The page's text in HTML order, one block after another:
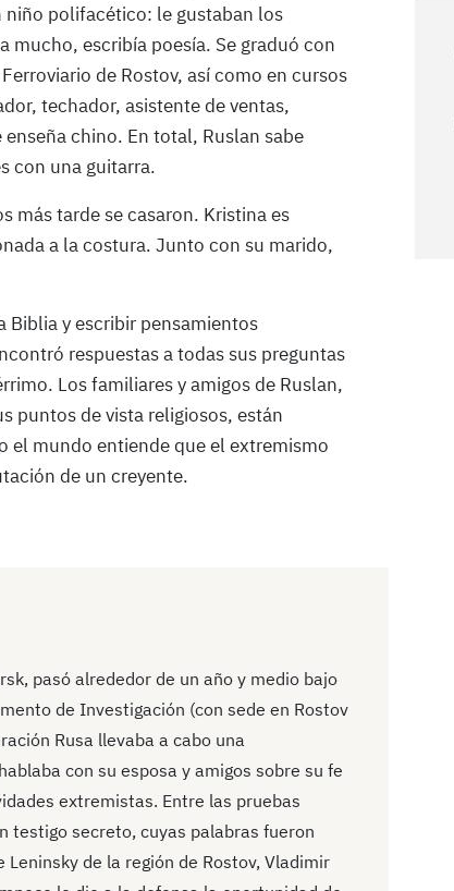
niño polifacético: le gustaban los
mucho, escribía poesía. Se graduó con
de Rostov, así como en cursos
techador, asistente de ventas,
chino. En total, Ruslan sabe
con una guitarra.
más tarde se casaron. Kristina es
a la costura. Junto con su marido,
Biblia y escribir pensamientos
respuestas a todas sus preguntas
Los familiares y amigos de Ruslan,
puntos de vista religiosos, están
el mundo entiende que el extremismo
de un creyente.
pasó alrededor de un año y medio bajo
de Investigación (con sede en Rostov
Rusa llevaba a cabo una
con su esposa y amigos sobre su fe
extremistas. Entre las pruebas
testigo secreto, cuyas palabras fueron
de la región de Rostov, Vladimir